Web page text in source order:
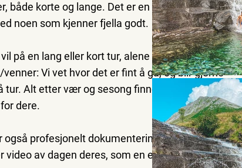
både korte og lange. Det er en ekstra trygghet
noen som kjenner fjella godt.
på en lang eller kort tur, alene eller med
Vi vet hvor det er fint å gå, og blir gjerne
tur. Alt etter vær og sesong finner vi det beste
dere.
også profesjonelt dokumentering med foto
video av dagen deres, som en ekstratjeneste.